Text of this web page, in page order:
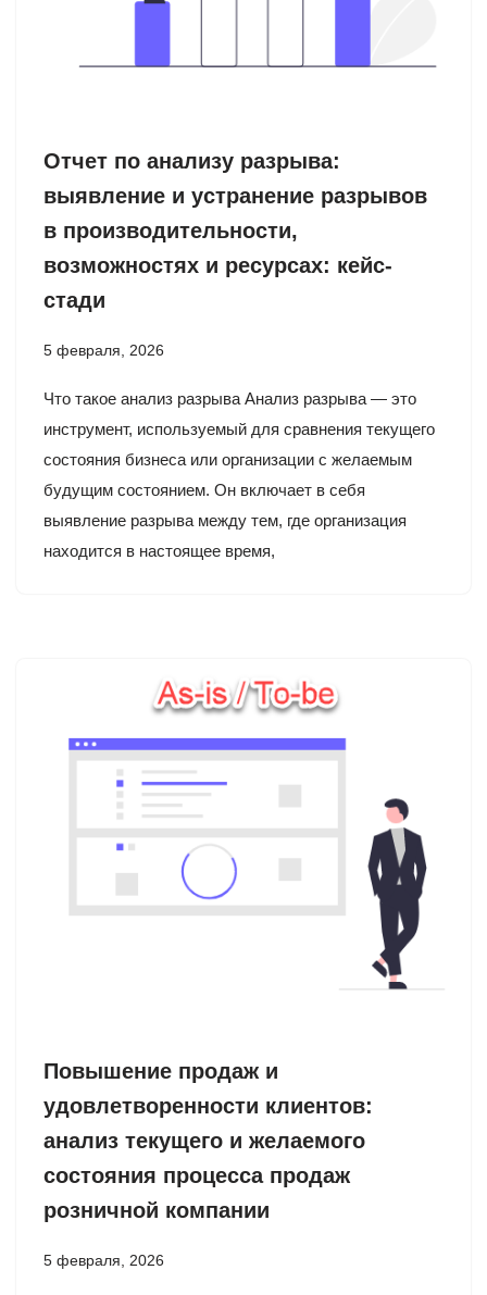
Отчет по анализу разрыва:
выявление и устранение разрывов
в производительности,
возможностях и ресурсах: кейс-
стади
5 февраля, 2026
Что такое анализ разрыва Анализ разрыва — это
инструмент, используемый для сравнения текущего
состояния бизнеса или организации с желаемым
будущим состоянием. Он включает в себя
выявление разрыва между тем, где организация
находится в настоящее время,
Повышение продаж и
удовлетворенности клиентов:
анализ текущего и желаемого
состояния процесса продаж
розничной компании
5 февраля, 2026